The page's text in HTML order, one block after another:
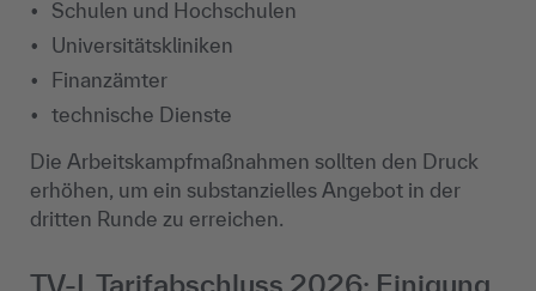
Schulen und Hochschulen
Universitätskliniken
Finanzämter
technische Dienste
Die Arbeitskampfmaßnahmen sollten den Druck
erhöhen, um ein substanzielles Angebot in der
dritten Runde zu erreichen.
TV-L Tarifabschluss 2026: Einigung